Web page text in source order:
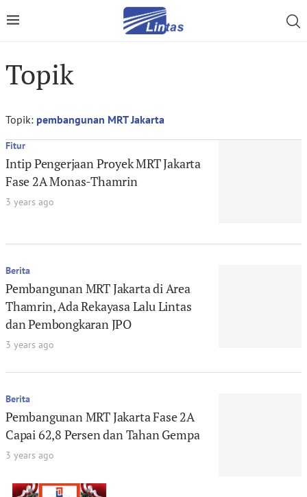
Topik
Topik: pembangunan MRT Jakarta
Fitur
Intip Pengerjaan Proyek MRT Jakarta
Fase 2A Monas-Thamrin
3 years ago
Berita
Pembangunan MRT Jakarta di Area
Thamrin, Ada Rekayasa Lalu Lintas
dan Pembongkaran JPO
3 years ago
Berita
Pembangunan MRT Jakarta Fase 2A
Capai 62,8 Persen dan Tahan Gempa
3 years ago